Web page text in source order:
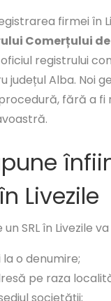
firmei în
Comerțului
registrului
Alba. Noi
fără a fi
Livezile
SRL în Livezile
o denumire;
pe raza